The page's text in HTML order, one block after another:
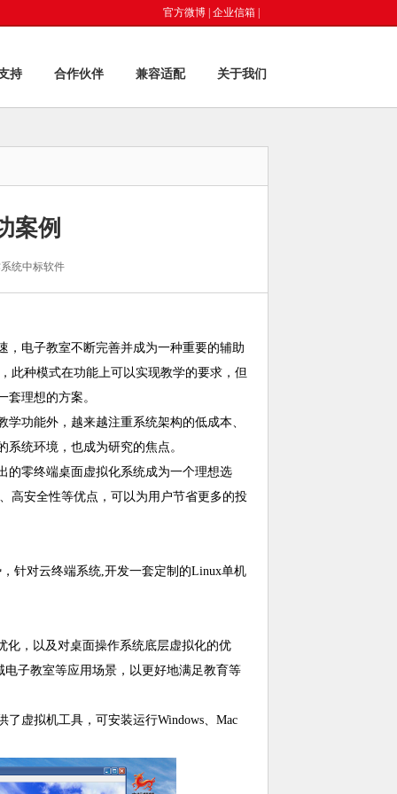
官方微博 企业信箱
持 合作伙伴 兼容适配 关于我们
案例
统中标软件
，电子教室不断完善并成为一种重要的辅助
此种模式在功能上可以实现教学的要求，但
理想的方案。
功能外，越来越注重系统架构的低成本、
统环境，也成为研究的焦点。
的零终端桌面虚拟化系统成为一个理想选
高安全性等优点，可以为用户节省更多的投
针对云终端系统,开发一套定制的Linux单机
，以及对桌面操作系统底层虚拟化的优
子教室等应用场景，以更好地满足教育等
虚拟机工具，可安装运行Windows、Mac